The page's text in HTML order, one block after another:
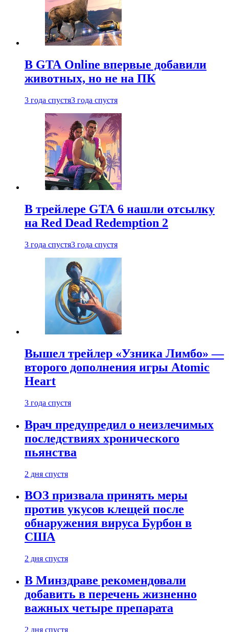
В GTA Online впервые добавили
животных, но не на ПК
3 года спустя3 года спустя
В трейлере GTA 6 нашли отсылку
на Red Dead Redemption 2
3 года спустя3 года спустя
Вышел трейлер «Узника Лимбо» —
второго дополнения игры Atomic
Heart
3 года спустя
Врач предупредил о неизлечимых
последствиях хронического
пьянства
2 дня спустя
ВОЗ призвала принять меры
против укусов клещей после
обнаружения вируса Бурбон в
США
2 дня спустя
В Минздраве рекомендовали
добавить в перечень жизненно
важных четыре препарата
2 дня спустя